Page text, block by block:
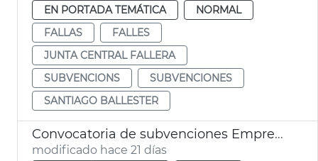
EN PORTADA TEMÁTICA
NORMAL
FALLAS
FALLES
JUNTA CENTRAL FALLERA
SUBVENCIONS
SUBVENCIONES
SANTIAGO BALLESTER
Convocatoria de subvenciones Emprende y concilia
modificado hace 21 días